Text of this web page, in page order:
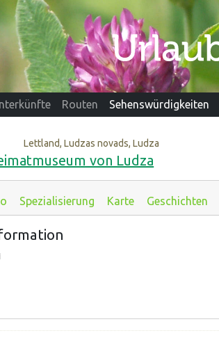
Routen Sehenswürdigkeiten
Lettland, Ludzas novads, Ludza
von Ludza
Spezialisierung Karte Geschichten